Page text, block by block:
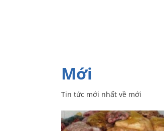
mới
Tin tức mới nhất về mới